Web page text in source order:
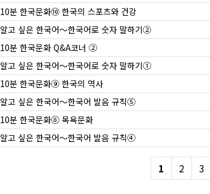
10분 한국문화⑩ 한국의 스포츠와 건강
알고 싶은 한국어〜한국어로 숫자 말하기②
10분 한국문화 Q&A코너 ②
알고 싶은 한국어〜한국어로 숫자 말하기①
10분 한국문화⑨ 한국의 역사
알고 싶은 한국어〜한국어 발음 규칙⑤
10분 한국문화⑧ 목욕문화
알고 싶은 한국어〜한국어 발음 규칙④
1 2 3